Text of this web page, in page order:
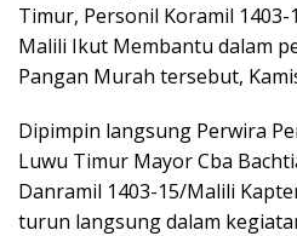
Timur, Personil Koramil
Malili Ikut Membantu dalam
Pangan Murah tersebut,
Dipimpin langsung Perwira
Luwu Timur Mayor Cba
Danramil 1403-15/Malili
turun langsung dalam